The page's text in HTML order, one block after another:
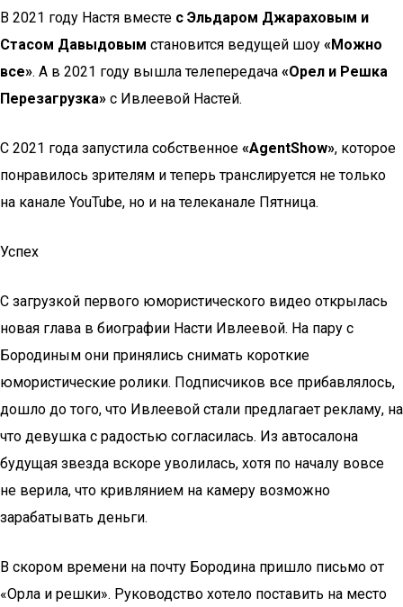
В 2021 году Настя вместе с Эльдаром Джараховым и
Стасом Давыдовым становится ведущей шоу «Можно
все». А в 2021 году вышла телепередача «Орел и Решка
Перезагрузка» с Ивлеевой Настей.
С 2021 года запустила собственное «AgentShow», которое
понравилось зрителям и теперь транслируется не только
на канале YouTube, но и на телеканале Пятница.
Успех
С загрузкой первого юмористического видео открылась
новая глава в биографии Насти Ивлеевой. На пару с
Бородиным они принялись снимать короткие
юмористические ролики. Подписчиков все прибавлялось,
дошло до того, что Ивлеевой стали предлагает рекламу, на
что девушка с радостью согласилась. Из автосалона
будущая звезда вскоре уволилась, хотя по началу вовсе
не верила, что кривлянием на камеру возможно
зарабатывать деньги.
В скором времени на почту Бородина пришло письмо от
«Орла и решки». Руководство хотело поставить на место